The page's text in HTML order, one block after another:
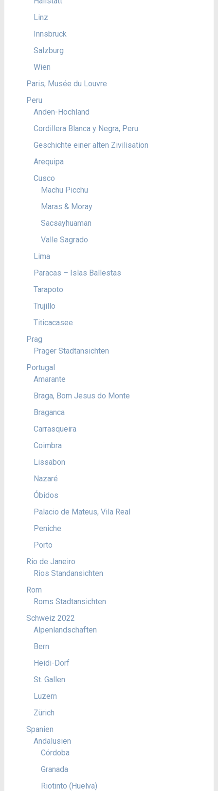
Linz
Innsbruck
Salzburg
Wien
Paris, Musée du Louvre
Peru
Anden-Hochland
Cordillera Blanca y Negra, Peru
Geschichte einer alten Zivilisation
Arequipa
Cusco
Machu Picchu
Maras & Moray
Sacsayhuaman
Valle Sagrado
Lima
Paracas – Islas Ballestas
Tarapoto
Trujillo
Titicacasee
Prag
Prager Stadtansichten
Portugal
Amarante
Braga, Bom Jesus do Monte
Braganca
Carrasqueira
Coimbra
Lissabon
Nazaré
Óbidos
Palacio de Mateus, Vila Real
Peniche
Porto
Rio de Janeiro
Rios Standansichten
Rom
Roms Stadtansichten
Schweiz 2022
Alpenlandschaften
Bern
Heidi-Dorf
St. Gallen
Luzern
Zürich
Spanien
Andalusien
Córdoba
Granada
Riotinto (Huelva)